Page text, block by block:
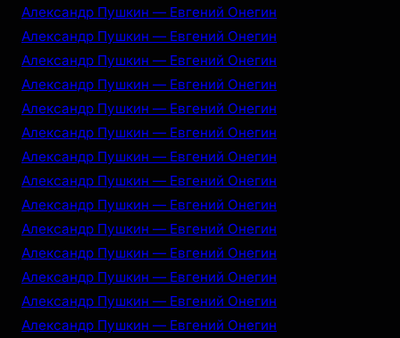
Александр Пушкин — Евгений Онегин
Александр Пушкин — Евгений Онегин
Александр Пушкин — Евгений Онегин
Александр Пушкин — Евгений Онегин
Александр Пушкин — Евгений Онегин
Александр Пушкин — Евгений Онегин
Александр Пушкин — Евгений Онегин
Александр Пушкин — Евгений Онегин
Александр Пушкин — Евгений Онегин
Александр Пушкин — Евгений Онегин
Александр Пушкин — Евгений Онегин
Александр Пушкин — Евгений Онегин
Александр Пушкин — Евгений Онегин
Александр Пушкин — Евгений Онегин